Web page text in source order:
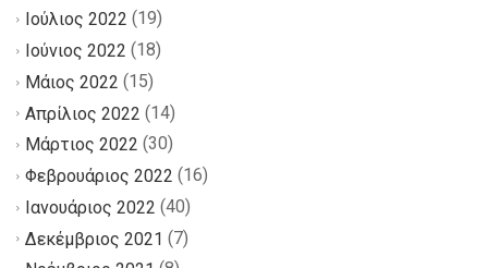
Ιούλιος 2022 (19)
Ιούνιος 2022 (18)
Μάιος 2022 (15)
Απρίλιος 2022 (14)
Μάρτιος 2022 (30)
Φεβρουάριος 2022 (16)
Ιανουάριος 2022 (40)
Δεκέμβριος 2021 (7)